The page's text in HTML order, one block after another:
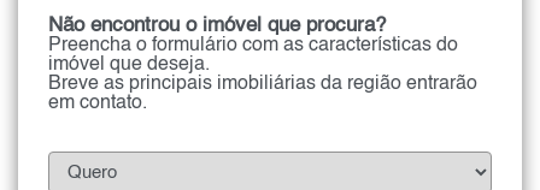
Não encontrou o imóvel que procura?
Preencha o formulário com as características do
imóvel que deseja.
Breve as principais imobiliárias da região entrarão
em contato.